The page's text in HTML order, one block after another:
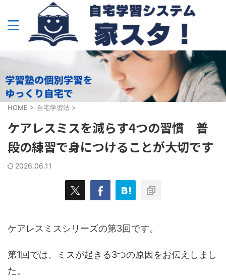
HOME > 自宅学習法 >
ケアレスミスを減らす4つの習慣 普
段の練習で身につけることが大切です
2026.06.11
ケアレスミスシリーズの第3回です。
第1回では、ミスが起きる3つの原因をお伝えしまし
た。